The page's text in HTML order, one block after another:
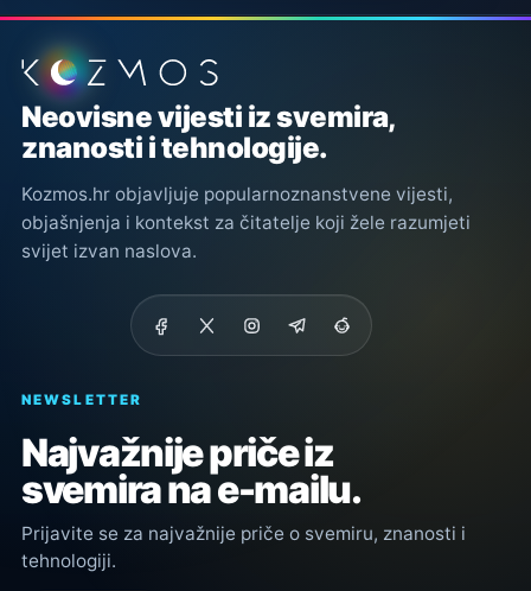
Podnožje stranice
Neovisne vijesti iz svemira,
znanosti i tehnologije.
Kozmos.hr objavljuje popularnoznanstvene vijesti,
objašnjenja i kontekst za čitatelje koji žele razumjeti
svijet izvan naslova.
NEWSLETTER
Najvažnije priče iz
svemira na e-mailu.
Prijavite se za najvažnije priče o svemiru, znanosti i
tehnologiji.